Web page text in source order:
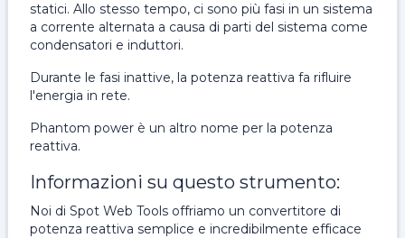
statici. Allo stesso tempo, ci sono più fasi in un sistema
a corrente alternata a causa di parti del sistema come
condensatori e induttori.
Durante le fasi inattive, la potenza reattiva fa rifluire
l'energia in rete.
Phantom power è un altro nome per la potenza
reattiva.
Informazioni su questo strumento:
Noi di Spot Web Tools offriamo un convertitore di
potenza reattiva semplice e incredibilmente efficace